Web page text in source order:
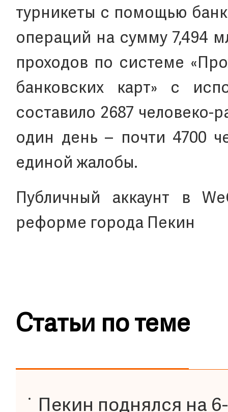
турникеты с помощью
операций на сумму 7,494
проходов по системе
банковских карт» с
составило 2687 человеко-
один день – почти 4700
единой жалобы.
Публичный аккаунт в
реформе города Пекин
Статьи по теме
Пекин поднялся на